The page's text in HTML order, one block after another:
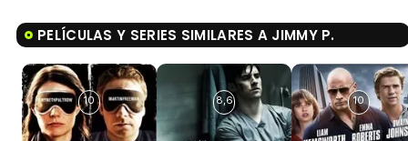
PELÍCULAS Y SERIES SIMILARES A JIMMY P.
10 8,6 10